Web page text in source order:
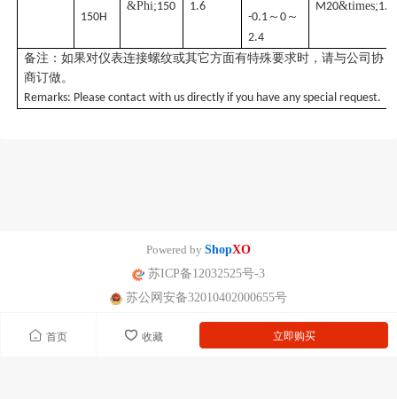
首页 收藏 立即购买
150H
&Phi;150 1.6
-0.1 ～0 ～
2.4
M20&times;1.5
备注：如果对仪表连接螺纹或其它方面有特殊要求时，请与公司协
商订做。
Remarks: Please contact with us directly if you have any special request.
Powered by ShopXO
苏ICP备12032525号-3
苏公网安备32010402000655号